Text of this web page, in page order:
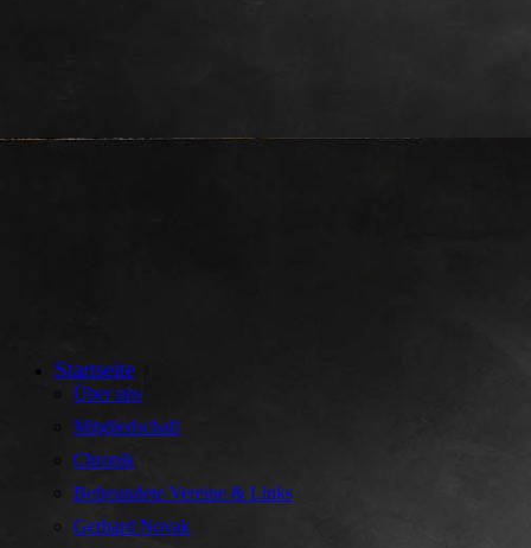
Startseite
Über uns
Mitgliedschaft
Chronik
Befreundete Vereine & Links
Gerhard Novak